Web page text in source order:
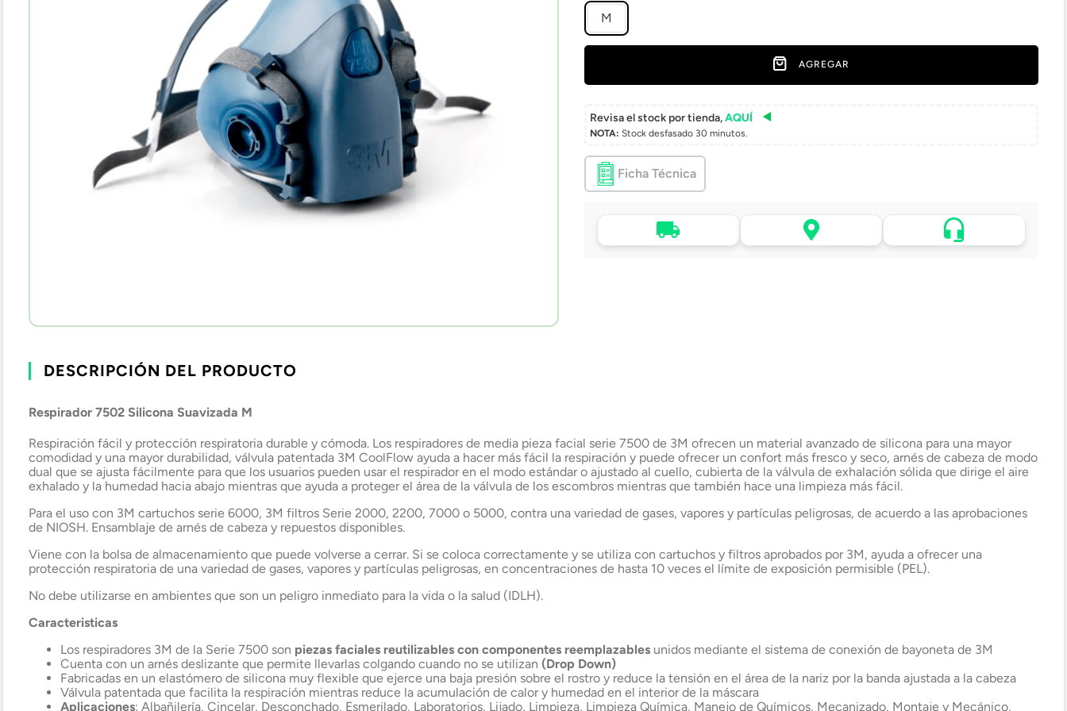
M
AGREGAR
Revisa el stock por tienda,AQUÍ
NOTA: Stock desfasado 30 minutos.
Ficha Técnica
Tu compra, directo a tu
Retiro en tienda sin costo
Asistencia de venta por
WhatsApp
DESCRIPCIÓN DEL PRODUCTO
Respirador 7502 Silicona Suavizada M
Respiración fácil y protección respiratoria durable y cómoda. Los respiradores de media pieza facial serie 7500 de 3M ofrecen un material avanzado de silicona para una mayor
comodidad y una mayor durabilidad, válvula patentada 3M CoolFlow ayuda a hacer más fácil la respiración y puede ofrecer un confort más fresco y seco, arnés de cabeza de modo
dual que se ajusta fácilmente para que los usuarios pueden usar el respirador en el modo estándar o ajustado al cuello, cubierta de la válvula de exhalación sólida que dirige el aire
exhalado y la humedad hacia abajo mientras que ayuda a proteger el área de la válvula de los escombros mientras que también hace una limpieza más fácil.
Para el uso con 3M cartuchos serie 6000, 3M filtros Serie 2000, 2200, 7000 o 5000, contra una variedad de gases, vapores y partículas peligrosas, de acuerdo a las aprobaciones
de NIOSH. Ensamblaje de arnés de cabeza y repuestos disponibles.
Viene con la bolsa de almacenamiento que puede volverse a cerrar. Si se coloca correctamente y se utiliza con cartuchos y filtros aprobados por 3M, ayuda a ofrecer una
protección respiratoria de una variedad de gases, vapores y partículas peligrosas, en concentraciones de hasta 10 veces el límite de exposición permisible (PEL).
No debe utilizarse en ambientes que son un peligro inmediato para la vida o la salud (IDLH).
Caracteristicas
Los respiradores 3M de la Serie 7500 son piezas faciales reutilizables con componentes reemplazables unidos mediante el sistema de conexión de bayoneta de 3M
Cuenta con un arnés deslizante que permite llevarlas colgando cuando no se utilizan (Drop Down)
Fabricadas en un elastómero de silicona muy flexible que ejerce una baja presión sobre el rostro y reduce la tensión en el área de la nariz por la banda ajustada a la cabeza
Válvula patentada que facilita la respiración mientras reduce la acumulación de calor y humedad en el interior de la máscara
Aplicaciones: Albañilería, Cincelar, Desconchado, Esmerilado, Laboratorios, Lijado, Limpieza, Limpieza Química, Manejo de Químicos, Mecanizado, Montaje y Mecánico,